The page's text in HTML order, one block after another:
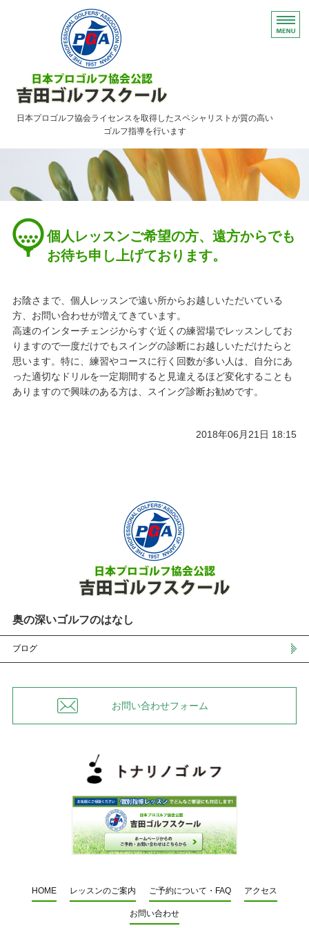
日本プロゴルフ協会ライセンスを取得したスペシャリストが質の高い
ゴルフ指導を行います
レッスンのご案内
ご予約について・FAQ
アクセス
個人レッスンご希望の方、遠方からでも
お待ち申し上げております。
お陰さまで、個人レッスンで遠い所からお越しいただいている
方、お問い合わせが増えてきています。
高速のインターチェンジからすぐ近くの練習場でレッスンしてお
りますので一度だけでもスイングの診断にお越しいただけたらと
思います。特に、練習やコースに行く回数が多い人は、自分にあ
った適切なドリルを一定期間すると見違えるほど変化することも
ありますので興味のある方は、スイング診断お勧めです。
2018年06月21日 18:15
奥の深いゴルフのはなし
ブログ
お問い合わせフォーム
HOME レッスンのご案内 ご予約について・FAQ アクセス
お問い合わせ